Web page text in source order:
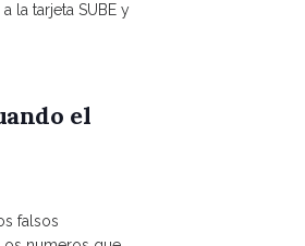
la tarjeta SUBE y
el
falsos